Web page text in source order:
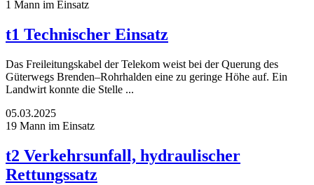
1 Mann im Einsatz
t1 Technischer Einsatz
Das Freileitungskabel der Telekom weist bei der Querung des
Güterwegs Brenden–Rohrhalden eine zu geringe Höhe auf. Ein
Landwirt konnte die Stelle ...
05.03.2025
19 Mann im Einsatz
t2 Verkehrsunfall, hydraulischer
Rettungssatz